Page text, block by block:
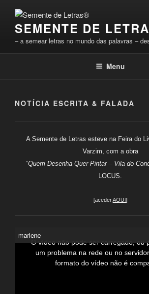
conteúdo
SEMENTE DE
– a semear letras no mundo das palavras –
Menu
NOTÍCIA ESCRITA & FALADA
A Semente de Letras esteve na Feira do
Varzim, com a obra
“Quem Desenha Quer Pintar – Vila do
LOCUS.
[acederAQUI]
marlene
s
O vídeo não pode ser carregado, ou
um problema na rede ou no
formato do vídeo não é